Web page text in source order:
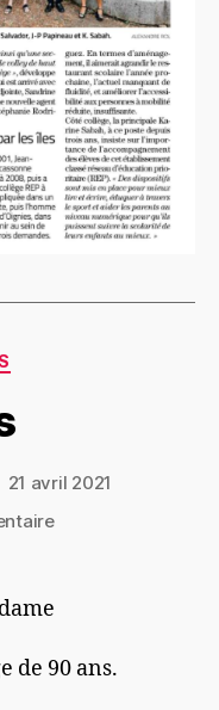
21 avril 2021
sur
de 90 ans.